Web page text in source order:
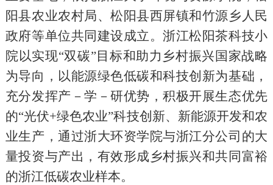
阳县农业农村局、松阳县西屏镇和竹源乡人民
政府等单位共同建设成立。浙江松阳茶科技小
院以实现“双碳”目标和助力乡村振兴国家战略
为导向，以能源绿色低碳和科技创新为基础，
充分发挥产－学－研优势，积极开展生态优先
的“光伏+绿色农业”科技创新、新能源开发和农
业生产，通过浙大环资学院与浙江分公司的大
量投资与产出，有效形成乡村振兴和共同富裕
的浙江低碳农业样本。